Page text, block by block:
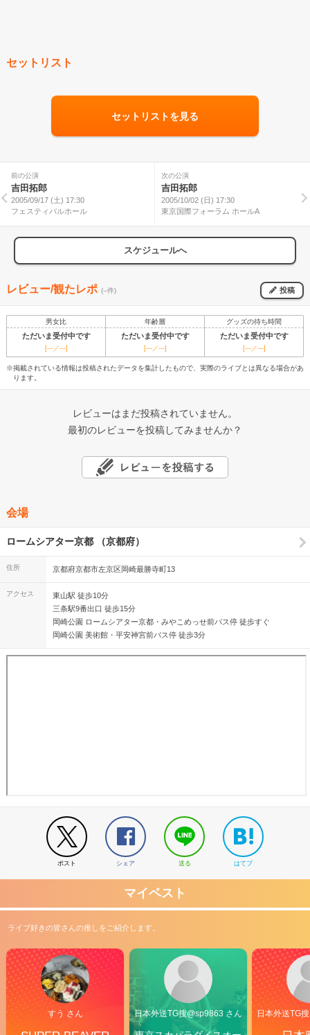
セットリスト
セットリストを見る
前の公演
吉田拓郎
2005/09/17 (土) 17:30
フェスティバルホール
次の公演
吉田拓郎
2005/10/02 (日) 17:30
東京国際フォーラム ホールA
スケジュールへ
レビュー/観たレポ (--件) 投稿
男女比 年齢層 グッズの待ち時間
ただいま受付中です ただいま受付中です ただいま受付中です
[---／---] [---／---] [---／---]
※掲載されている情報は投稿されたデータを集計したもので、実際のライブとは異なる場合があ
ります。
レビューはまだ投稿されていません。
最初のレビューを投稿してみませんか？
会場
ロームシアター京都 （京都府）
住所 京都府京都市左京区岡崎最勝寺町13
アクセス
東山駅 徒歩10分
三条駅9番出口 徒歩15分
岡崎公園 ロームシアター京都・みやこめっせ前バス停 徒歩すぐ
岡崎公園 美術館・平安神宮前バス停 徒歩3分
ポスト シェア 送る はてブ
マイベスト
ライブ好きの皆さんの推しをご紹介します。
すう さん 日本外送TG搜@sp9863 さん 日本外送TG